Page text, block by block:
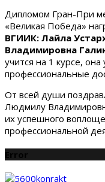
Дипломом Гран-При
«Великая Победа»
ВГИИК: Лайла
Владимировна
учится на 1 курсе,
профессиональные
От всей души
Людмилу
их успешного
профессиональной
Error